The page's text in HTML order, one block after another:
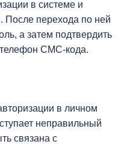
в системе и
После перехода по ней
а затем подтвердить
телефон СМС-кода.
в личном
неправильный
связана с